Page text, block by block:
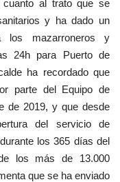
cuanto al trato que se
y ha dado un
los mazarroneros y
24h para Puerto de
ha recordado que
parte del Equipo de
de 2019, y que desde
del servicio de
los 365 días del
los más de 13.000
que se ha enviado